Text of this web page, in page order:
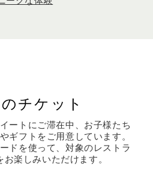
チケット
ートにご滞在中、お子様たち
ギフトをご用意しています。
ドを使って、対象のレストラ
お楽しみいただけます。